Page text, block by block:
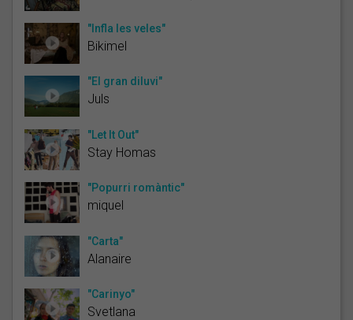
"Infla les veles"
Bikimel
"El gran diluvi"
Juls
"Let It Out"
Stay Homas
"Popurri romàntic"
miquel
"Carta"
Alanaire
"Carinyo"
Svetlana